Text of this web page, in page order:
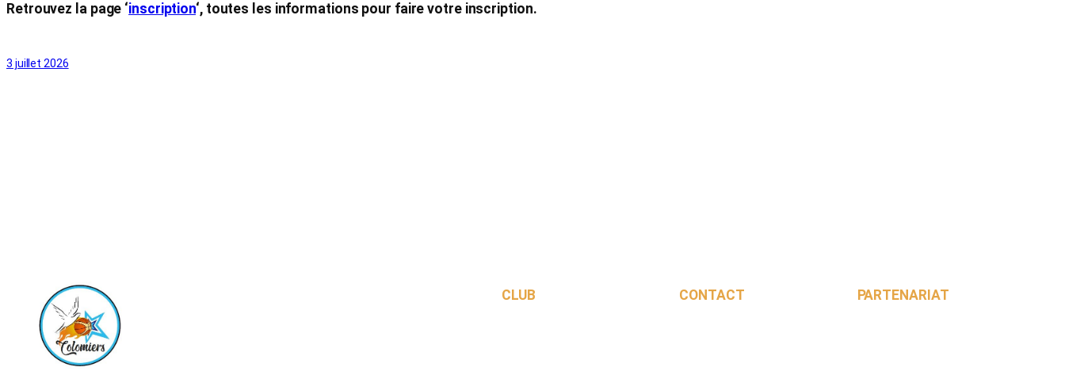
Retrouvez la page ‘inscription‘, toutes les informations pour faire votre inscription.
3 juillet 2026
CLUB
CONTACT PARTENARIAT